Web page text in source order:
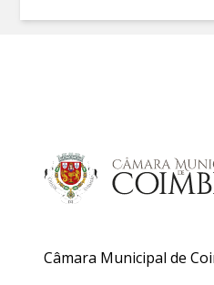
Câmara Municipal de